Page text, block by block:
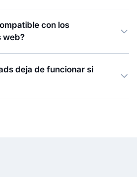
con los
web?
deja de funcionar si